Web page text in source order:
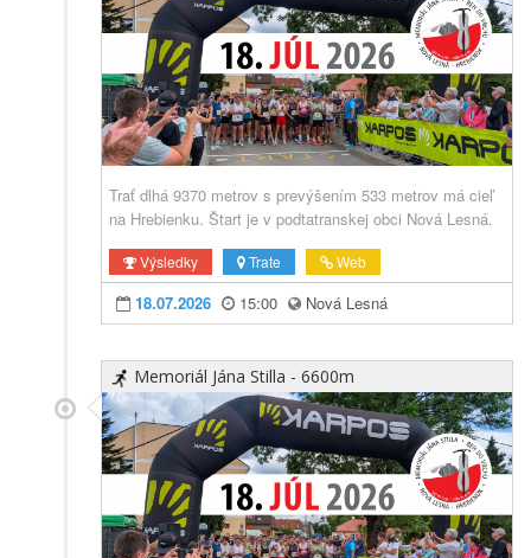
Trať dlhá 9370 metrov s prevýšením 533 metrov má cieľ
na Hrebienku. Štart je v podtatranskej obci Nová Lesná.
Výsledky Trate Web
18.07.2026 15:00 Nová Lesná
Memoriál Jána Stilla - 6600m